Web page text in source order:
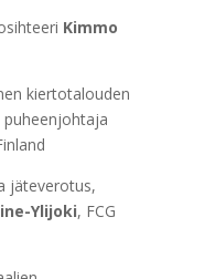
Kimmo
kiertotalouden
jäteverotus,
Ylijoki, FCG